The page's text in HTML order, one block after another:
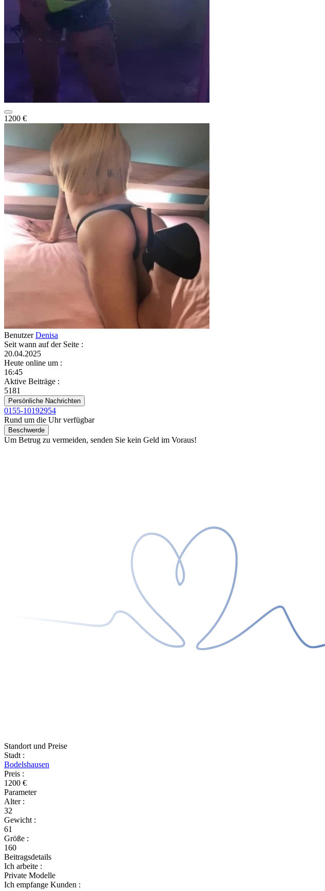
1200 €
BenutzerDenisa
Seit wann auf der Seite :
20.04.2025
Heute online um :
16:45
Aktive Beiträge :
5181
Persönliche Nachrichten
0155-10192954
Rund um die Uhr verfügbar
Beschwerde
Um Betrug zu vermeiden, senden Sie kein Geld im Voraus!
Standort und Preise
Stadt :
Bodelshausen
Preis :
1200 €
Parameter
Alter :
32
Gewicht :
61
Größe :
160
Beitragsdetails
Ich arbeite :
Private Modelle
Ich empfange Kunden :